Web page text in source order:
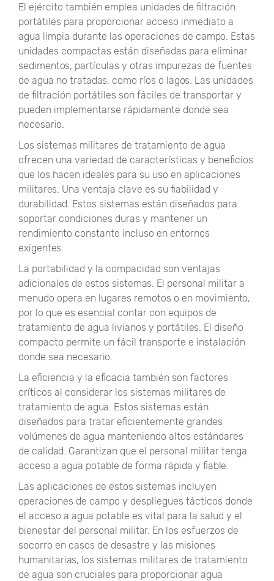
El ejército también emplea unidades de filtración
portátiles para proporcionar acceso inmediato a
agua limpia durante las operaciones de campo. Estas
unidades compactas están diseñadas para eliminar
sedimentos, partículas y otras impurezas de fuentes
de agua no tratadas, como ríos o lagos. Las unidades
de filtración portátiles son fáciles de transportar y
pueden implementarse rápidamente donde sea
necesario.
Los sistemas militares de tratamiento de agua
ofrecen una variedad de características y beneficios
que los hacen ideales para su uso en aplicaciones
militares. Una ventaja clave es su fiabilidad y
durabilidad. Estos sistemas están diseñados para
soportar condiciones duras y mantener un
rendimiento constante incluso en entornos
exigentes.
La portabilidad y la compacidad son ventajas
adicionales de estos sistemas. El personal militar a
menudo opera en lugares remotos o en movimiento,
por lo que es esencial contar con equipos de
tratamiento de agua livianos y portátiles. El diseño
compacto permite un fácil transporte e instalación
donde sea necesario.
La eficiencia y la eficacia también son factores
críticos al considerar los sistemas militares de
tratamiento de agua. Estos sistemas están
diseñados para tratar eficientemente grandes
volúmenes de agua manteniendo altos estándares
de calidad. Garantizan que el personal militar tenga
acceso a agua potable de forma rápida y fiable.
Las aplicaciones de estos sistemas incluyen
operaciones de campo y despliegues tácticos donde
el acceso a agua potable es vital para la salud y el
bienestar del personal militar. En los esfuerzos de
socorro en casos de desastre y las misiones
humanitarias, los sistemas militares de tratamiento
de agua son cruciales para proporcionar agua